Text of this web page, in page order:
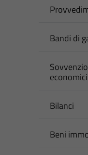
Bandi di
economici
Bilanci
Beni